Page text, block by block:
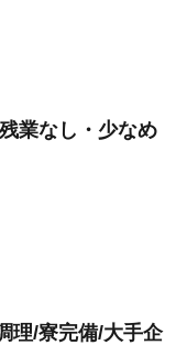
業なし・少なめ
理/寮完備/大手企